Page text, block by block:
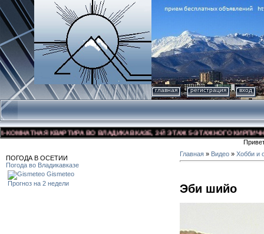
главная регистрация вход
КВАРТИРА ВО ВЛАДИКАВКАЗЕ, 3-Й ЭТАЖ 5-ЭТАЖНОГО
ПОГОДА В ОСЕТИИ
Погода во Владикавказе
Gismeteo
Прогноз на 2 недели
Главная » Видео » Хобби и
Эби шийо